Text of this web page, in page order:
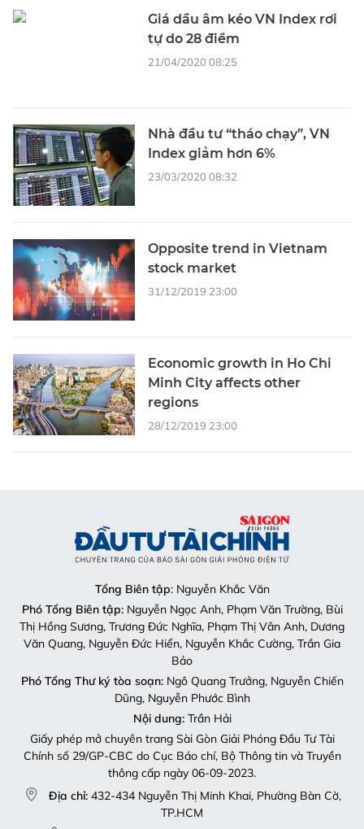
Giá dầu âm kéo VN Index rơi
tự do 28 điểm
21/04/2020 08:25
Nhà đầu tư “tháo chạy”, VN
Index giảm hơn 6%
23/03/2020 08:32
Opposite trend in Vietnam
stock market
31/12/2019 23:00
Economic growth in Ho Chi
Minh City affects other
regions
28/12/2019 23:00
Tổng Biên tập: Nguyễn Khắc Văn
Phó Tổng Biên tập:Nguyễn Ngọc Anh, Phạm Văn Trường, Bùi
Thị Hồng Sương, Trương Đức Nghĩa, Phạm Thị Vân Anh, Dương
Văn Quang, Nguyễn Đức Hiển, Nguyễn Khắc Cường, Trần Gia
Bảo
Phó Tổng Thư ký tòa soạn:Ngô Quang Trưởng, Nguyễn Chiến
Dũng, Nguyễn Phước Bình
Nội dung:Trần Hải
Giấy phép mở chuyên trang Sài Gòn Giải Phóng Đầu Tư Tài
Chính số 29/GP-CBC do Cục Báo chí, Bộ Thông tin và Truyền
thông cấp ngày 06-09-2023.
Địa chỉ: 432-434 Nguyễn Thị Minh Khai, Phường Bàn Cờ,
TP.HCM